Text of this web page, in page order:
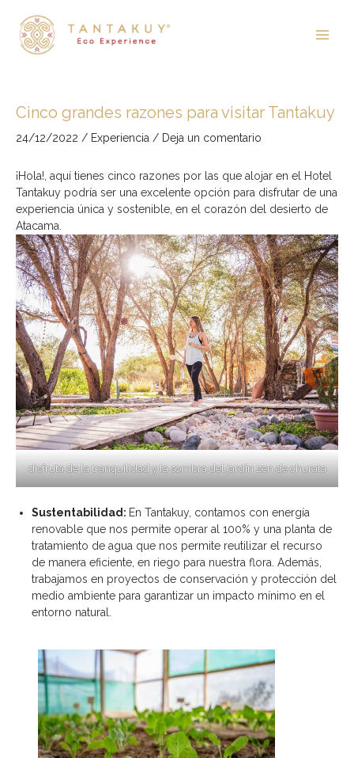
contenido
Cinco grandes razones para visitar Tantakuy
24/12/2022 / Experiencia / Deja un comentario
¡Hola!, aquí tienes cinco razones por las que alojar en el Hotel
Tantakuy podría ser una excelente opción para disfrutar de una
experiencia única y sostenible, en el corazón del desierto de
Atacama.
disfruta de la tranquilidad y la sombra del jardín zen de churata
Sustentabilidad: En Tantakuy, contamos con energía
renovable que nos permite operar al 100% y una planta de
tratamiento de agua que nos permite reutilizar el recurso
de manera eficiente, en riego para nuestra flora. Además,
trabajamos en proyectos de conservación y protección del
medio ambiente para garantizar un impacto mínimo en el
entorno natural.